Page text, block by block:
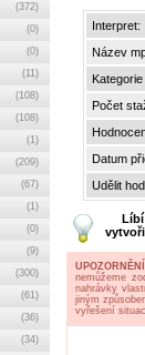
Interpret:
Název
Kategorie
Počet
Datum
Udělit
nemůžeme
nahrávky
jiným
vyřešení
(372)
(0)
(0)
(11)
(108)
(108)
(1)
(209)
(67)
(1)
(0)
(9)
(300)
(61)
(36)
(34)